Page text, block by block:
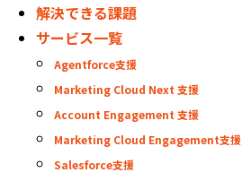
解決できる課題
サービス一覧
Agentforce支援
Marketing Cloud Next 支援
Account Engagement 支援
Marketing Cloud Engagement支援
Salesforce支援